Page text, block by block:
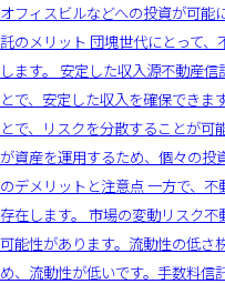
オフィスビルなどへの投資が可能
託のメリット 団塊世代にとって
します。 安定した収入源不動産
とで、安定した収入を確保できま
とで、リスクを分散することが
が資産を運用するため、個々の投
のデメリットと注意点 一方で、
存在します。 市場の変動リスク
可能性があります。流動性の低さ
め、流動性が低いです。手数料信